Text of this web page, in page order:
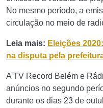
No mesmo período, a
circulação no meio de
Leia mais: Eleições
na disputa pela
A TV Record Belém e
anúncios no segundo
durante os dias 23 de